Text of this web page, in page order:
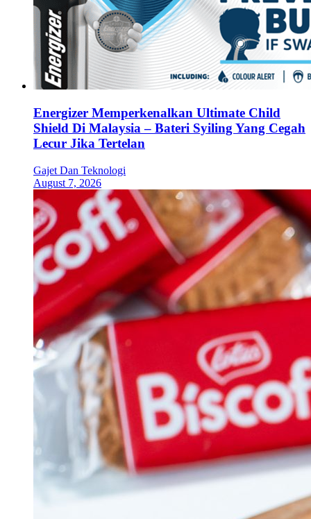
Energizer Memperkenalkan Ultimate Child
Shield Di Malaysia – Bateri Syiling Yang Cegah
Lecur Jika Tertelan
Gajet Dan Teknologi
August 7, 2026